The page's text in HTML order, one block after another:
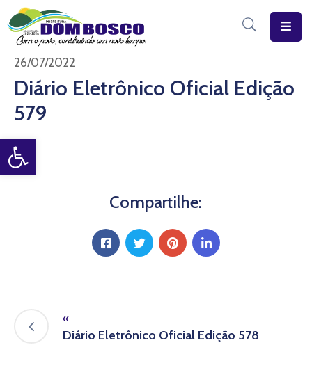
Open toolbar
Início
O
Município
Estrutura
Diário
26/07/2022
Diário Eletrônico Oficial Edição
579
Compartilhe:
«
Diário Eletrônico Oficial Edição 578